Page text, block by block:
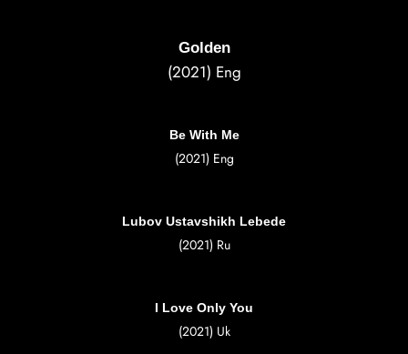
Golden
(2021) Eng
Be With Me
(2021) Eng
Lubov Ustavshikh Lebede
(2021) Ru
I Love Only You
(2021) Uk